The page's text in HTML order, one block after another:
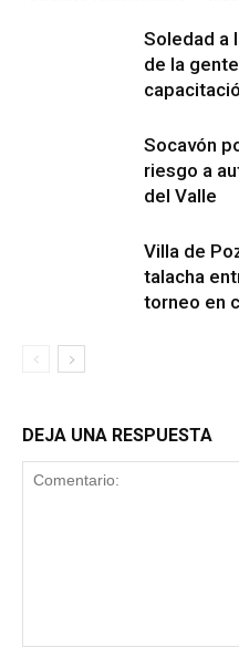
Soledad a
de la
Socavón
riesgo a
del Valle
Villa de
talacha
torneo en
DEJA UNA RESPUESTA